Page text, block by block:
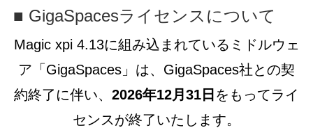
■ GigaSpacesライセンスについて
Magic xpi 4.13に組み込まれているミドルウェ
ア「GigaSpaces」は、GigaSpaces社との契
約終了に伴い、 2026年12月31日 をもってライ
センスが終了いたします。